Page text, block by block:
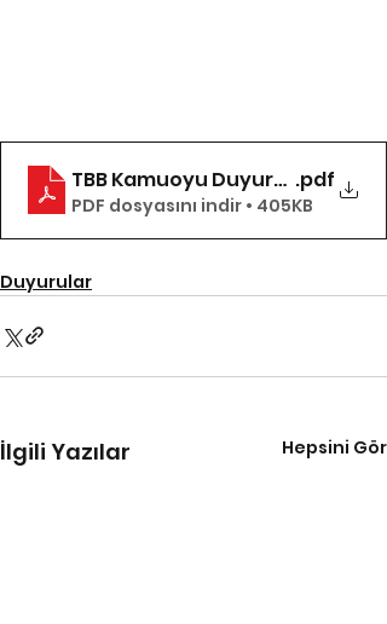
TBB Kamuoyu Duyurusu.pdf
PDF dosyasını indir • 405KB
Duyurular
İlgili Yazılar Hepsini Gör